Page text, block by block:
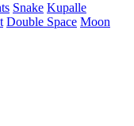
Snake Kupalle
Double Space Moon